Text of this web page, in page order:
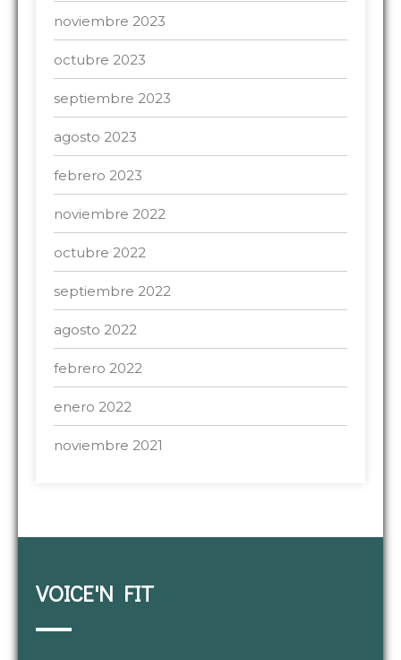
noviembre 2023
octubre 2023
septiembre 2023
agosto 2023
febrero 2023
noviembre 2022
octubre 2022
septiembre 2022
agosto 2022
febrero 2022
enero 2022
noviembre 2021
VOICE'N FIT